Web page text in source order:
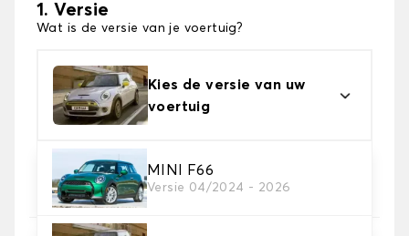
1. Versie
Wat is de versie van je voertuig?
Kies de versie van uw
voertuig
MINI F66
Versie 04/2024 - 2026
2. Materiaal
Kies het materiaal van uw automatten